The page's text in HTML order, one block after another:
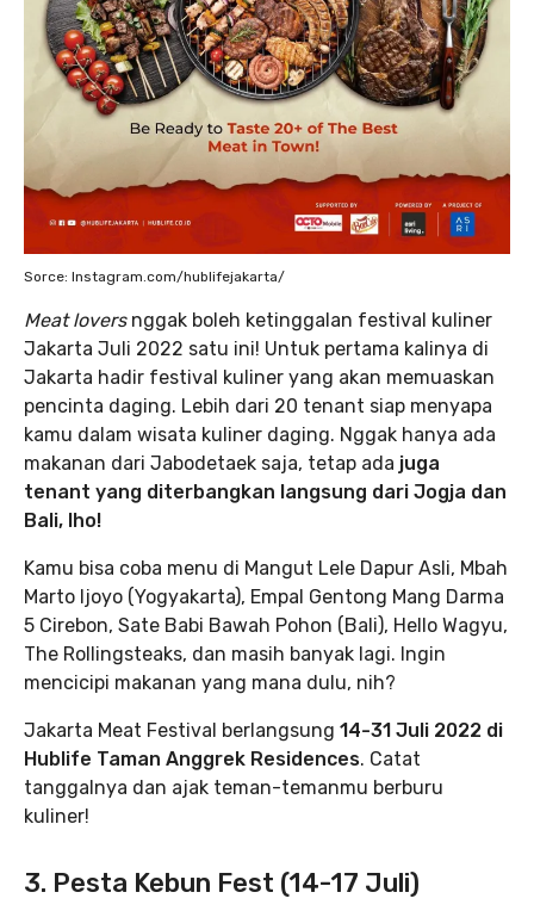
Sorce: Instagram.com/hublifejakarta/
Meat loversnggak boleh ketinggalan festival kuliner
Jakarta Juli 2022 satu ini! Untuk pertama kalinya di
Jakarta hadir festival kuliner yang akan memuaskan
pencinta daging. Lebih dari 20 tenant siap menyapa
kamu dalam wisata kuliner daging. Nggak hanya ada
makanan dari Jabodetaek saja, tetap ada juga
tenant yang diterbangkan langsung dari Jogja dan
Bali, lho!
Kamu bisa coba menu di Mangut Lele Dapur Asli, Mbah
Marto Ijoyo (Yogyakarta), Empal Gentong Mang Darma
5 Cirebon, Sate Babi Bawah Pohon (Bali), Hello Wagyu,
The Rollingsteaks, dan masih banyak lagi. Ingin
mencicipi makanan yang mana dulu, nih?
Jakarta Meat Festival berlangsung 14-31 Juli 2022 di
Hublife Taman Anggrek Residences. Catat
tanggalnya dan ajak teman-temanmu berburu
kuliner!
3. Pesta Kebun Fest (14-17 Juli)